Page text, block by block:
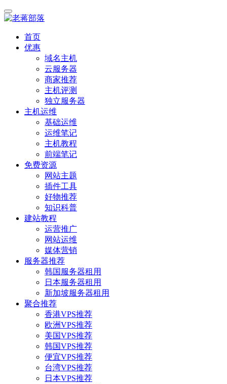
首页
优惠
域名主机
云服务器
商家推荐
主机评测
独立服务器
主机运维
基础运维
运维笔记
主机教程
前端笔记
免费资源
网站主题
插件工具
好物推荐
知识科普
建站教程
运营推广
网站运维
媒体营销
服务器推荐
韩国服务器租用
日本服务器租用
新加坡服务器租用
聚合推荐
香港VPS推荐
欧洲VPS推荐
美国VPS推荐
韩国VPS推荐
便宜VPS推荐
台湾VPS推荐
日本VPS推荐